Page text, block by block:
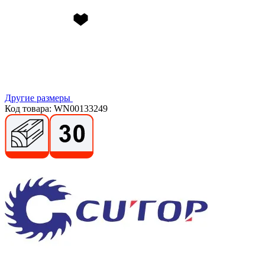
Другие размеры
Код товара: WN00133249